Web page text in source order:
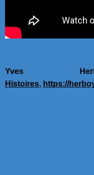
Yves
Histoires, https://